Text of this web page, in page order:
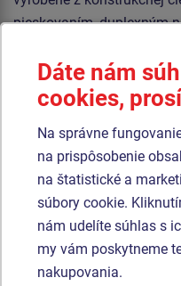
pieskovaním, duplexným
betónového lôžka.
Laná sú vyrobené z
polypropylénu s
spojované plastovými
pozinkovaný alebo
Produkt - OPD-8404K-10
Dáte nám
cookies,
Na správne
na prispôsobenie
na štatistické a
súbory cookie.
nám udelíte súhlas s
my vám poskytneme
nakupovania.